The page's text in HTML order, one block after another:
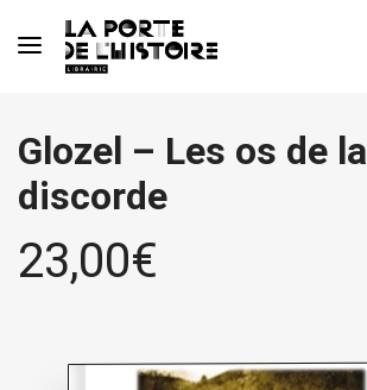
Glozel – Les os de la
discorde
23,00€